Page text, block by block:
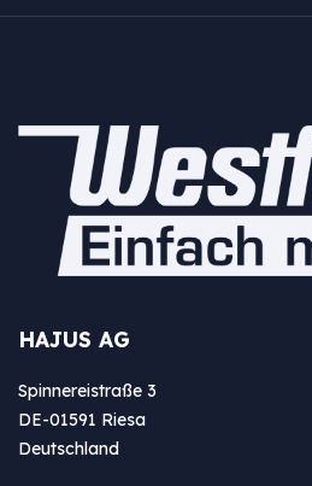
HAJUS AG
Spinnereistraße 3
DE-01591 Riesa
Deutschland